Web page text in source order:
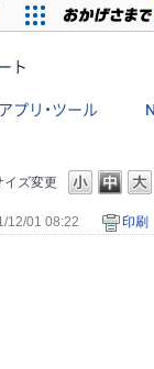
ト
アプリ・ツール
イズ変更
12/01 08:22 印刷